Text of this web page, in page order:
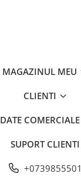
MAGAZINUL MEU
CLIENTI
DATE COMERCIALE
SUPORT CLIENTI
+0739855501